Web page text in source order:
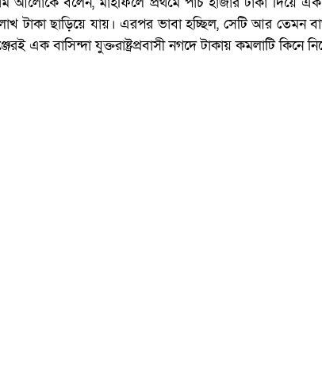
টাকা ছাড়িয়ে যায়। এরপর ভাবা হচ্ছিল, সেটি আর তেমন
এক বাসিন্দা যুক্তরাষ্ট্রপ্রবাসী নগদে টাকায় কমলাটি কিনে